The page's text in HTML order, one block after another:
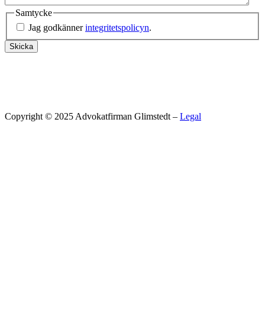
Samtycke
Jag godkännerintegritetspolicyn.
Skicka
Copyright © 2025 Advokatfirman Glimstedt – Legal